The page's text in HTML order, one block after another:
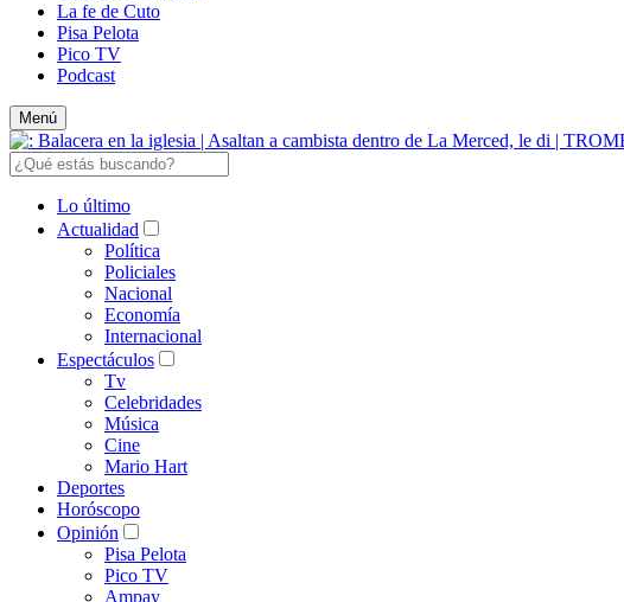
La fe de Cuto
Pisa Pelota
Pico TV
Podcast
Menú
Lo último
Actualidad
Política
Policiales
Nacional
Economía
Internacional
Espectáculos
Tv
Celebridades
Música
Cine
Mario Hart
Deportes
Horóscopo
Opinión
Pisa Pelota
Pico TV
Ampay